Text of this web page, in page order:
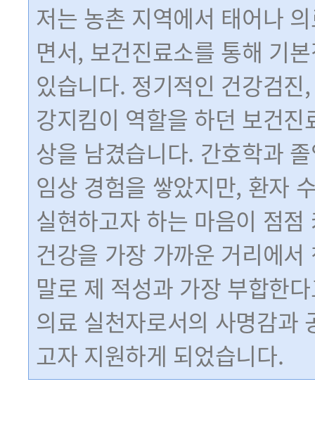
저는 농촌 지역에서 태어나
면서, 보건진료소를 통해 기
있습니다. 정기적인 건강검
강지킴이 역할을 하던 보건
상을 남겼습니다. 간호학과
임상 경험을 쌓았지만, 환자
실현하고자 하는 마음이 점
건강을 가장 가까운 거리에
말로 제 적성과 가장 부합한
의료 실천자로서의 사명감과
고자 지원하게 되었습니다.